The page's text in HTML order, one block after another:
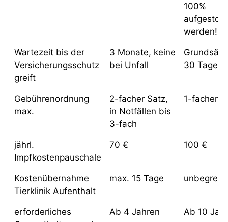
100%
werden!
Wartezeit bis der
Versicherungsschutz
greift
3 Monate, keine
bei Unfall
30 Tage
Gebührenordnung
max.
2-facher Satz,
in Notfällen bis
3-fach
1-facher
jährl.
Impfkostenpauschale
70 € 100 €
Kostenübernahme
Tierklinik Aufenthalt
max. 15 Tage
erforderliches
Ab 4 Jahren Ab 10